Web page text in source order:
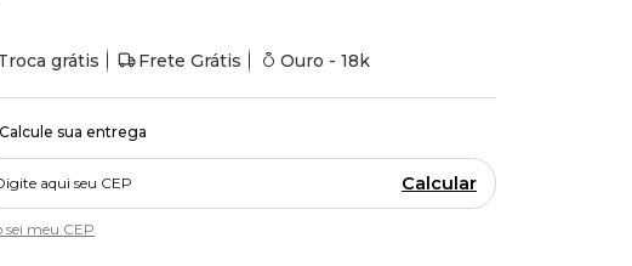
grátis Frete Grátis Ouro - 18k
Calcule sua entrega
Calcular
sei meu CEP